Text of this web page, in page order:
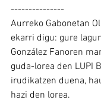
---------------
Aurreko Gabonetan
ekarri digu: gure
González Fanoren
guda-lorea den LUPI
irudikatzen duena,
hazi den lorea.